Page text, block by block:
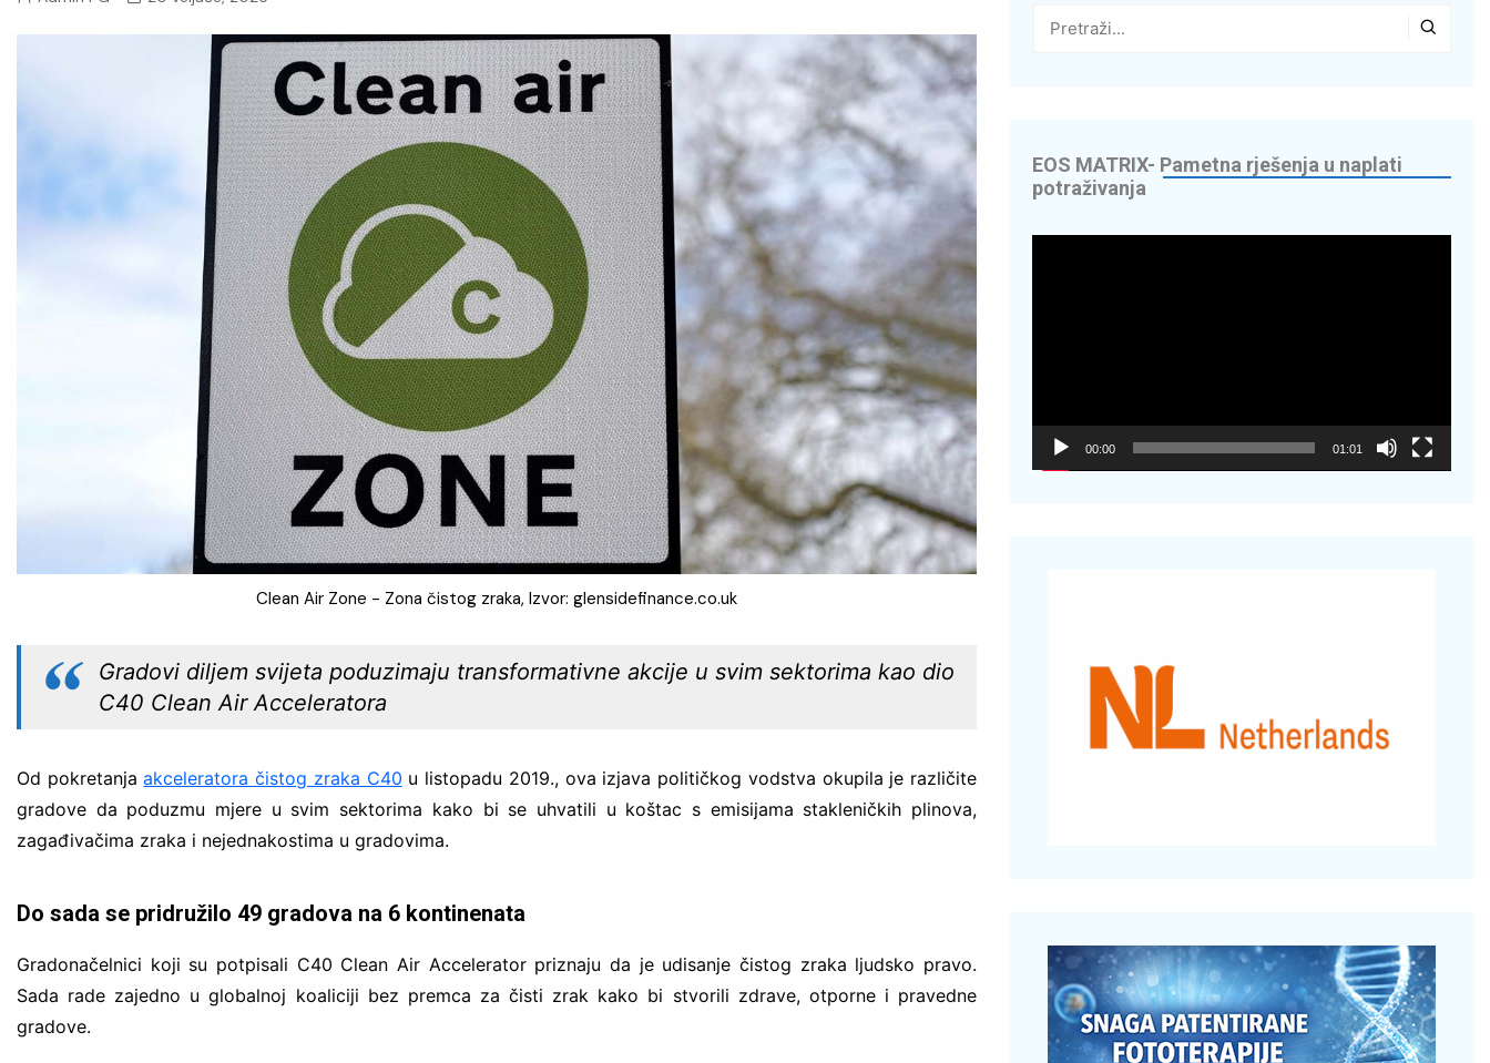
Promet i mobilnost
Zdravstvene i javne usluge
EOS Matrix d.o.o. – Vaš suradnik u
naplati
FORSCOPE – uštedite do 70% na
softveru!
Innerga – Smart Energy Solutions
NavigareAI-Doc
PROMET I PROSTOR – napredna
GiS rješenja
Smart Sense
Sustav javnih bicikala – Nextbike
Clean Air Zone - Zona čistog zraka, Izvor: glensidefinance.co.uk
Gradovi diljem svijeta poduzimaju transformativne akcije u svim sektorima kao dio
C40 Clean Air Acceleratora
Od pokretanjaakceleratora čistog zraka C40 u listopadu 2019., ova izjava političkog vodstva okupila je različite
gradove da poduzmu mjere u svim sektorima kako bi se uhvatili u koštac s emisijama stakleničkih plinova,
zagađivačima zraka i nejednakostima u gradovima.
Do sada se pridružilo 49 gradova na 6 kontinenata
Gradonačelnici koji su potpisali C40 Clean Air Accelerator priznaju da je udisanje čistog zraka ljudsko pravo.
Sada rade zajedno u globalnoj koaliciji bez premca za čisti zrak kako bi stvorili zdrave, otporne i pravedne
gradove.
EOS MATRIX- Pametna rješenja u naplati
potraživanja
00:00 01:01